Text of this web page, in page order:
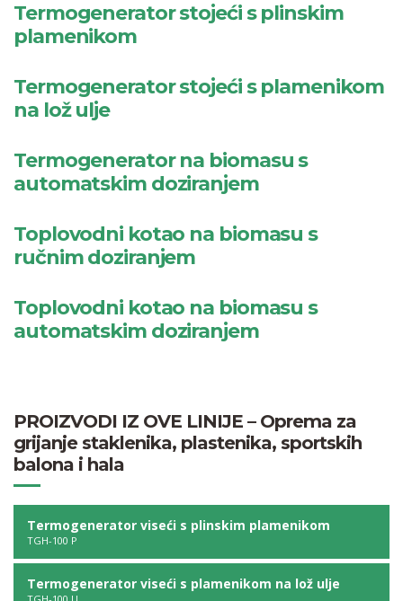
Termogenerator stojeći s plinskim
plamenikom
Termogenerator stojeći s plamenikom
na lož ulje
Termogenerator na biomasu s
automatskim doziranjem
Toplovodni kotao na biomasu s
ručnim doziranjem
Toplovodni kotao na biomasu s
automatskim doziranjem
PROIZVODI IZ OVE LINIJE – Oprema za
grijanje staklenika, plastenika, sportskih
balona i hala
Termogenerator viseći s plinskim plamenikom
TGH-100 P
Termogenerator viseći s plamenikom na lož ulje